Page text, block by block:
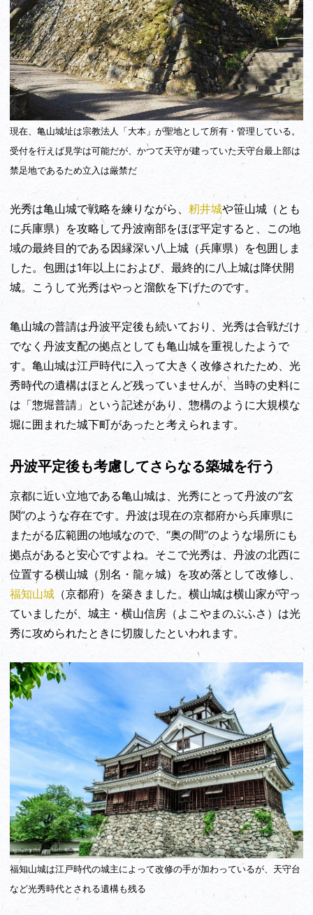
現在、亀山城址は宗教法人「大本」が聖地として所有・管理している。
受付を行えば見学は可能だが、かつて天守が建っていた天守台最上部は
禁足地であるため立入は厳禁だ
光秀は亀山城で戦略を練りながら、 籾井城や笹山城（とも
に兵庫県）を攻略して丹波南部をほぼ平定すると、この地
域の最終目的である因縁深い八上城（兵庫県）を包囲しま
した。包囲は1年以上におよび、最終的に八上城は降伏開
城。こうして光秀はやっと溜飲を下げたのです。
亀山城の普請は丹波平定後も続いており、光秀は合戦だけ
でなく丹波支配の拠点としても亀山城を重視したようで
す。亀山城は江戸時代に入って大きく改修されたため、光
秀時代の遺構はほとんど残っていませんが、当時の史料に
は「惣堀普請」という記述があり、惣構のように大規模な
堀に囲まれた城下町があったと考えられます。
丹波平定後も考慮してさらなる築城を行う
京都に近い立地である亀山城は、光秀にとって丹波の“玄
関”のような存在です。丹波は現在の京都府から兵庫県に
またがる広範囲の地域なので、“奥の間”のような場所にも
拠点があると安心ですよね。そこで光秀は、丹波の北西に
位置する横山城（別名・龍ヶ城）を攻め落として改修し、
福知山城 （京都府）を築きました。横山城は横山家が守っ
ていましたが、城主・横山信房（よこやまのぶふさ）は光
秀に攻められたときに切腹したといわれます。
福知山城は江戸時代の城主によって改修の手が加わっているが、天守台
など光秀時代とされる遺構も残る